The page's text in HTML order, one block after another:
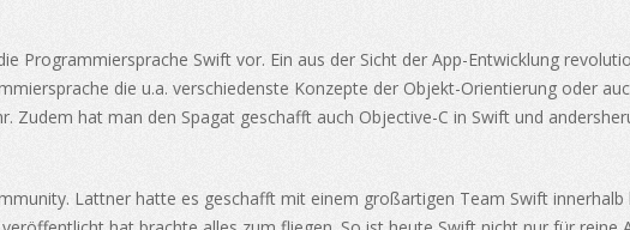
Programmiersprache Swift vor. Ein aus der Sicht der App-Entwicklung
die u.a. verschiedenste Konzepte der Objekt-Orientierung oder
Zudem hat man den Spagat geschafft auch Objective-C in Swift und
Lattner hatte es geschafft mit einem großartigen Team Swift